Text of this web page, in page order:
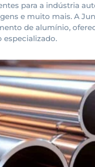
para a indústria
e muito mais. A
de alumínio,
especializado.